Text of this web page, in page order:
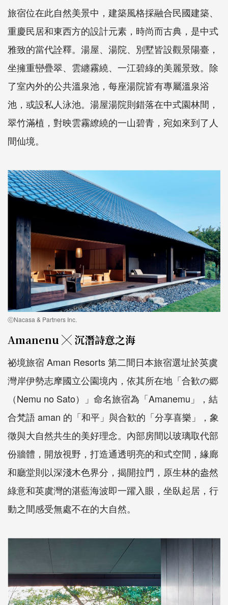
旅宿位在此自然美景中，建築風格採融合民國建築、
重慶民居和東西方的設計元素，時尚而古典，是中式
雅致的當代詮釋。湯屋、湯院、別墅皆設觀景陽臺，
坐擁重巒疊翠、雲纏霧繞、一江碧綠的美麗景致。除
了室內外的公共溫泉池，每座湯院皆有專屬溫泉浴
池，或設私人泳池。湯屋湯院則錯落在中式園林間，
翠竹滿植，對映雲霧繚繞的一山碧青，宛如來到了人
間仙境。
ⓒNacasa & Partners Inc.
Amanenu ╳ 沉潛詩意之海
祕境旅宿 Aman Resorts 第二間日本旅宿選址於英虞
灣岸伊勢志摩國立公園境內，依其所在地「合歓の郷
（Nemu no Sato）」命名旅宿為「Amanemu」，結
合梵語 aman 的「和平」與合歓的「分享喜樂」，象
徵與大自然共生的美好理念。內部房間以玻璃取代部
份牆體，開放視野，打造通透明亮的和式空間，緣廊
和廳堂則以深淺木色界分，揭開拉門，原生林的盎然
綠意和英虞灣的湛藍海波即一躍入眼，坐臥起居，行
動之間感受無處不在的大自然。